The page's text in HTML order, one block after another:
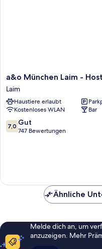
a&o
München
Laim
-
Hostel
Laim
a&o München Laim -
Laim
Haustiere erlaubt
Kostenloses WLAN
Bar
7.0
von
7,0 Gut
747 Bewertungen
Ähnliche
Melde dich an, um
anzuzeigen. Mehr